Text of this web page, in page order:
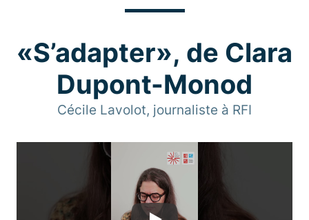
«S’adapter», de Clara
Dupont-Monod
Cécile Lavolot, journaliste à RFI